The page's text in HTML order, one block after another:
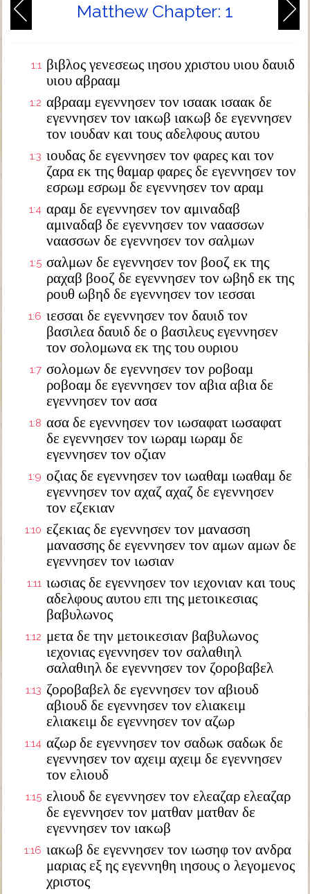
Matthew Chapter: 1
1:1 βιβλος γενεσεως ιησου χριστου υιου δαυιδ
υιου αβρααμ
1:2 αβρααμ εγεννησεν τον ισαακ ισαακ δε
εγεννησεν τον ιακωβ ιακωβ δε εγεννησεν
τον ιουδαν και τους αδελφους αυτου
1:3 ιουδας δε εγεννησεν τον φαρες και τον
ζαρα εκ της θαμαρ φαρες δε εγεννησεν τον
εσρωμ εσρωμ δε εγεννησεν τον αραμ
1:4 αραμ δε εγεννησεν τον αμιναδαβ
αμιναδαβ δε εγεννησεν τον ναασσων
ναασσων δε εγεννησεν τον σαλμων
1:5 σαλμων δε εγεννησεν τον βοοζ εκ της
ραχαβ βοοζ δε εγεννησεν τον ωβηδ εκ της
ρουθ ωβηδ δε εγεννησεν τον ιεσσαι
1:6 ιεσσαι δε εγεννησεν τον δαυιδ τον
βασιλεα δαυιδ δε ο βασιλευς εγεννησεν
τον σολομωνα εκ της του ουριου
1:7 σολομων δε εγεννησεν τον ροβοαμ
ροβοαμ δε εγεννησεν τον αβια αβια δε
εγεννησεν τον ασα
1:8 ασα δε εγεννησεν τον ιωσαφατ ιωσαφατ
δε εγεννησεν τον ιωραμ ιωραμ δε
εγεννησεν τον οζιαν
1:9 οζιας δε εγεννησεν τον ιωαθαμ ιωαθαμ δε
εγεννησεν τον αχαζ αχαζ δε εγεννησεν
τον εζεκιαν
1:10 εζεκιας δε εγεννησεν τον μανασση
μανασσης δε εγεννησεν τον αμων αμων δε
εγεννησεν τον ιωσιαν
1:11 ιωσιας δε εγεννησεν τον ιεχονιαν και τους
αδελφους αυτου επι της μετοικεσιας
βαβυλωνος
1:12 μετα δε την μετοικεσιαν βαβυλωνος
ιεχονιας εγεννησεν τον σαλαθιηλ
σαλαθιηλ δε εγεννησεν τον ζοροβαβελ
1:13 ζοροβαβελ δε εγεννησεν τον αβιουδ
αβιουδ δε εγεννησεν τον ελιακειμ
ελιακειμ δε εγεννησεν τον αζωρ
1:14 αζωρ δε εγεννησεν τον σαδωκ σαδωκ δε
εγεννησεν τον αχειμ αχειμ δε εγεννησεν
τον ελιουδ
1:15 ελιουδ δε εγεννησεν τον ελεαζαρ ελεαζαρ
δε εγεννησεν τον ματθαν ματθαν δε
εγεννησεν τον ιακωβ
1:16 ιακωβ δε εγεννησεν τον ιωσηφ τον ανδρα
μαριας εξ ης εγεννηθη ιησους ο λεγομενος
χριστος